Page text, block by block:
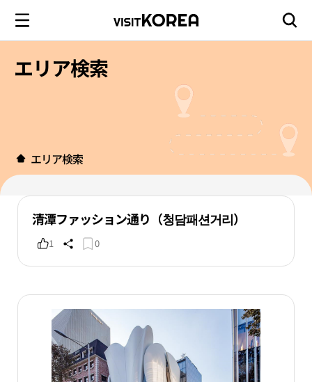
エリア検索
エリア検索
清潭ファッション通り（청담패션거리）
1 0